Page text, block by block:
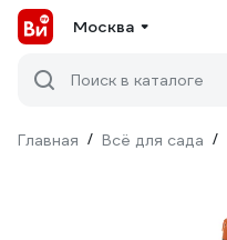
Москва
Поиск в каталоге
Главная / Всё для сада /